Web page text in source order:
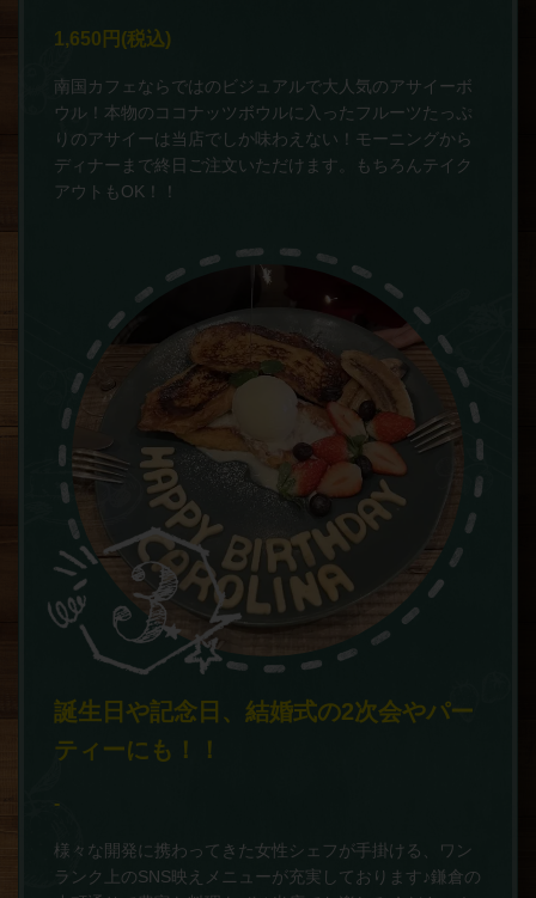
1,650円 (税込)
南国カフェならではのビジュアルで大人気のアサイーボ
ウル！本物のココナッツボウルに入ったフルーツたっぷ
りのアサイーは当店でしか味わえない！モーニングから
ディナーまで終日ご注文いただけます。もちろんテイク
アウトもOK！！
誕生日や記念日、結婚式の2次会やパー
ティーにも！！
-
様々な開発に携わってきた女性シェフが手掛ける、ワン
ランク上のSNS映えメニューが充実しております♪鎌倉の